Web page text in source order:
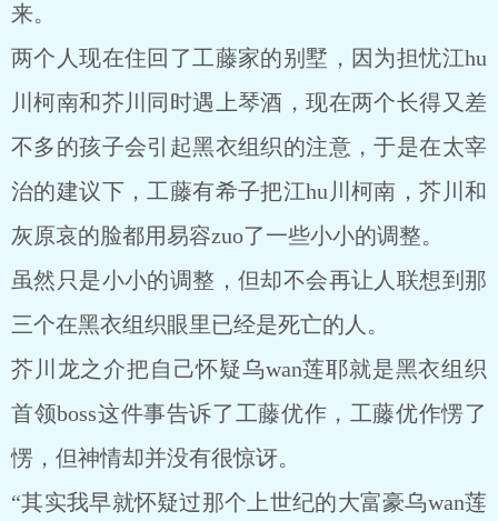
来。
两个人现在住回了工藤家的别墅，因为担忧江hu
川柯南和芥川同时遇上琴酒，现在两个长得又差
不多的孩子会引起黑衣组织的注意，于是在太宰
治的建议下，工藤有希子把江hu川柯南，芥川和
灰原哀的脸都用易容zuo了一些小小的调整。
虽然只是小小的调整，但却不会再让人联想到那
三个在黑衣组织眼里已经是死亡的人。
芥川龙之介把自己怀疑乌wan莲耶就是黑衣组织
首领boss这件事告诉了工藤优作，工藤优作愣了
愣，但神情却并没有很惊讶。
“其实我早就怀疑过那个上世纪的大富豪乌wan莲